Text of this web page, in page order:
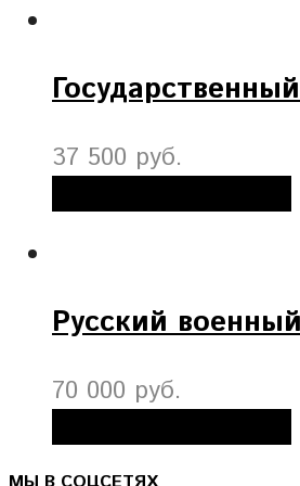
37 500 руб.
Русский
70 000 руб.